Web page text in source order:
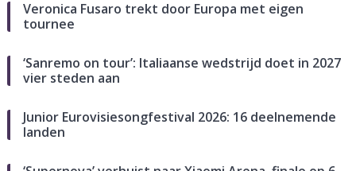
Veronica Fusaro trekt door Europa met eigen
tournee
‘Sanremo on tour’: Italiaanse wedstrijd doet in 2027
vier steden aan
Junior Eurovisiesongfestival 2026: 16 deelnemende
landen